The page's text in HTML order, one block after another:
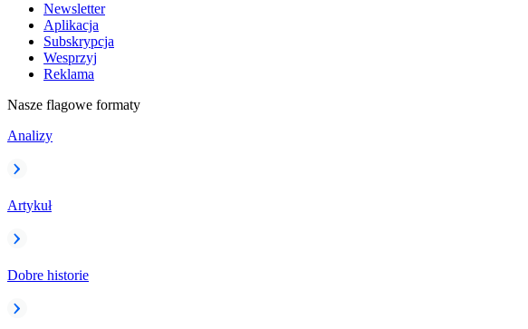
Newsletter
Aplikacja
Subskrypcja
Wesprzyj
Reklama
Nasze flagowe formaty
Analizy
Artykuł
Dobre historie